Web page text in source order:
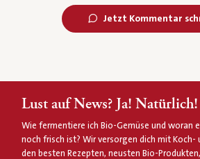
Jetzt Kommentar
Lust auf News? Ja! Natürlich!
Wie fermentiere ich Bio-Gemüse und woran
noch frisch ist? Wir versorgen dich mit Koch-
den besten Rezepten, neusten Bio-